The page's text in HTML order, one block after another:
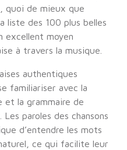
quoi de mieux que
liste des 100 plus belles
excellent moyen
à travers la musique.
authentiques
familiariser avec la
et la grammaire de
paroles des chansons
d’entendre les mots
ce qui facilite leur